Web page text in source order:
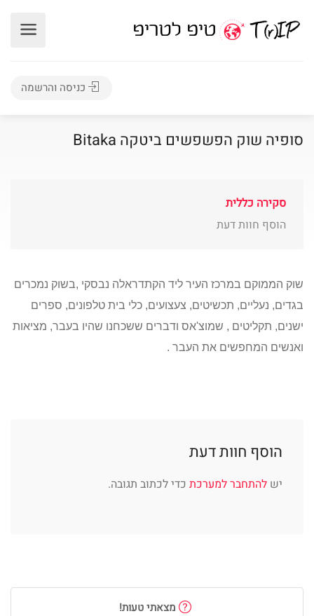
כניסה והרשמה
סופיה שוק הפשפשים ביטקה Bitaka
סקירה כללית
הוסף חוות דעת
שוק הממוקם במרכז העיר ליד הקתדראלה נבסקי ,בשוק נמכרים
בגדים, נעליים, תכשיטים, צעצועים, כלי בית טלפונים, ספרים
ישנים, תקליטים , שמוצ'אס ודברים ששכחנו שהיו בעבר, מציאות
ואנשים המחפשים את העבר .
הוסף חוות דעת
יש להתחבר למערכת כדי לכתוב תגובה.
מצאתי טעות!